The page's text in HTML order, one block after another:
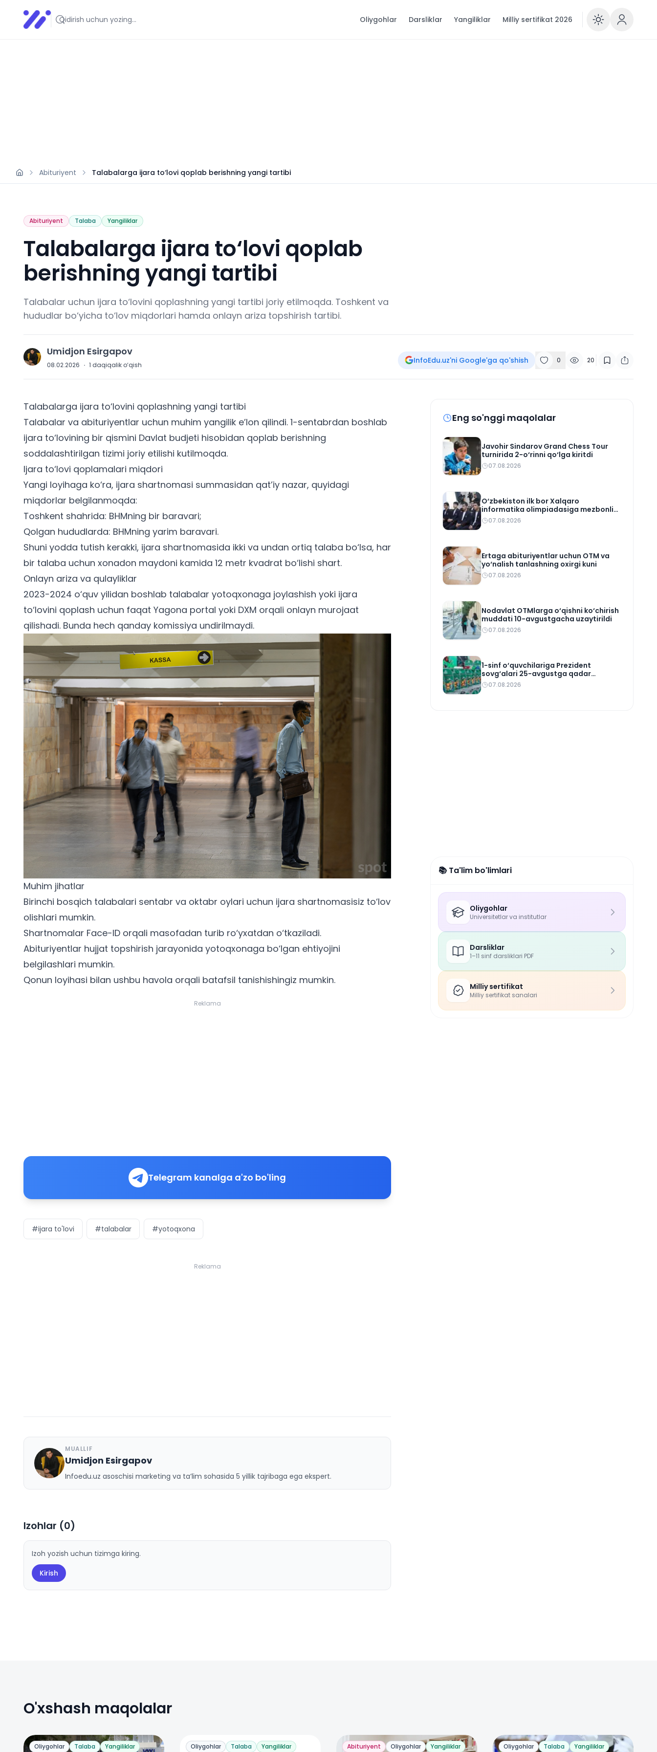
Infoedu
Ta&#039;lim xabarlari va yangiliklari Oliygohlar Darsliklar Yangiliklar Milliy sertifikat 2026
Abituriyent Talabalarga ijara to‘lovi qoplab berishning yangi tartibi
Abituriyent Talaba Yangiliklar
Talabalarga ijara to‘lovi qoplab
berishning yangi tartibi
Talabalar uchun ijara to‘lovini qoplashning yangi tartibi joriy etilmoqda. Toshkent va
hududlar bo‘yicha to‘lov miqdorlari hamda onlayn ariza topshirish tartibi.
U Umidjon Esirgapov
08.02.2026 · 1 daqiqalik o‘qish InfoEdu.uz'ni Google'ga qo'shish 0 20
Talabalarga ijara to‘lovini qoplashning yangi tartibi
Talabalar va abituriyentlar uchun muhim yangilik e’lon qilindi. 1-sentabrdan boshlab
ijara to‘lovining bir qismini Davlat budjeti hisobidan qoplab berishning
soddalashtirilgan tizimi joriy etilishi kutilmoqda.
Ijara to‘lovi qoplamalari miqdori
Yangi loyihaga ko‘ra, ijara shartnomasi summasidan qat’iy nazar, quyidagi
miqdorlar belgilanmoqda:
Toshkent shahrida: BHMning bir baravari;
Qolgan hududlarda: BHMning yarim baravari.
Shuni yodda tutish kerakki, ijara shartnomasida ikki va undan ortiq talaba bo‘lsa, har
bir talaba uchun xonadon maydoni kamida 12 metr kvadrat bo‘lishi shart.
Onlayn ariza va qulayliklar
2023−2024 o‘quv yilidan boshlab talabalar yotoqxonaga joylashish yoki ijara
to‘lovini qoplash uchun faqat Yagona portal yoki DXM orqali onlayn murojaat
qilishadi. Bunda hech qanday komissiya undirilmaydi.
Muhim jihatlar
Birinchi bosqich talabalari sentabr va oktabr oylari uchun ijara shartnomasisiz to‘lov
olishlari mumkin.
Shartnomalar Face-ID orqali masofadan turib ro‘yxatdan o‘tkaziladi.
Abituriyentlar hujjat topshirish jarayonida yotoqxonaga bo‘lgan ehtiyojini
belgilashlari mumkin.
Qonun loyihasi bilan ushbu havola orqali batafsil tanishishingiz mumkin.
Reklama
Telegram kanalga a'zo bo'ling
#ijara to'lovi #talabalar #yotoqxona
Reklama
U
MUALLIF
Umidjon Esirgapov
Infoedu.uz asoschisi marketing va ta’lim sohasida 5 yillik tajribaga ega ekspert.
Izohlar (0)
Izoh yozish uchun tizimga kiring.
Kirish
Eng so'nggi maqolalar
Javohir Sindarov Grand Chess Tour
turnirida 2-o‘rinni qo‘lga kiritdi
07.08.2026
O‘zbekiston ilk bor Xalqaro
informatika olimpiadasiga mezbonlik
qiladi
07.08.2026
Ertaga abituriyentlar uchun OTM va
yo‘nalish tanlashning oxirgi kuni
07.08.2026
Nodavlat OTMlarga o‘qishni ko‘chirish
muddati 10-avgustgacha uzaytirildi
07.08.2026
1-sinf o‘quvchilariga Prezident
sovg‘alari 25-avgustga qadar
yetkaziladi
07.08.2026
📚 Ta'lim bo'limlari
Oliygohlar
Universitetlar va institutlar
Darsliklar
1–11 sinf darsliklari PDF
Milliy sertifikat
Milliy sertifikat sanalari
O'xshash maqolalar
Oliygohlar Talaba Yangiliklar Oliygohlar Talaba Yangiliklar Abituriyent Oliygohlar Yangiliklar Oliygohlar Talaba Yangiliklar